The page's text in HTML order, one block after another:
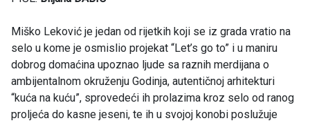
Miško Leković je jedan od rijetkih koji se iz grada vratio na
selo u kome je osmislio projekat “Let’s go to” i u maniru
dobrog domaćina upoznao ljude sa raznih merdijana o
ambijentalnom okruženju Godinja, autentičnoj arhitekturi
“kuća na kuću”, sprovedeći ih prolazima kroz selo od ranog
proljeća do kasne jeseni, te ih u svojoj konobi poslužuje